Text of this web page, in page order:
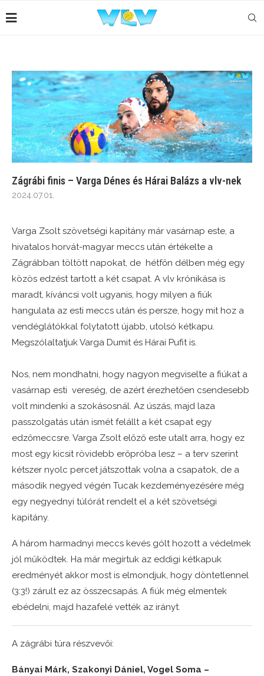
Zágrábi finis – Varga Dénes és Hárai Balázs a vlv-nek
2024.07.01.
Varga Zsolt szövetségi kapitány már vasárnap este, a
hivatalos horvát-magyar meccs után értékelte a
Zágrábban töltött napokat, de hétfőn délben még egy
közös edzést tartott a két csapat. A vlv krónikása is
maradt, kíváncsi volt ugyanis, hogy milyen a fiúk
hangulata az esti meccs után és persze, hogy mit hoz a
vendéglátókkal folytatott újabb, utolsó kétkapu.
Megszólaltatjuk Varga Dumit és Hárai Pufit is.
Nos, nem mondhatni, hogy nagyon megviselte a fiúkat a
vasárnap esti vereség, de azért érezhetően csendesebb
volt mindenki a szokásosnál. Az úszás, majd laza
passzolgatás után ismét felállt a két csapat egy
edzőmeccsre. Varga Zsolt előző este utalt arra, hogy ez
most egy kicsit rövidebb erőpróba lesz – a terv szerint
kétszer nyolc percet játszottak volna a csapatok, de a
második negyed végén Tucak kezdeményezésére még
egy negyednyi túlórát rendelt el a két szövetségi
kapitány.
A három harmadnyi meccs kevés gólt hozott a védelmek
jól működtek. Ha már megírtuk az eddigi kétkapuk
eredményét akkor most is elmondjuk, hogy döntetlennel
(3:3!) zárult ez az összecsapás. A fiúk még elmentek
ebédelni, majd hazafelé vették az irányt.
A zágrábi túra részvevői:
Bányai Márk, Szakonyi Dániel, Vogel Soma –